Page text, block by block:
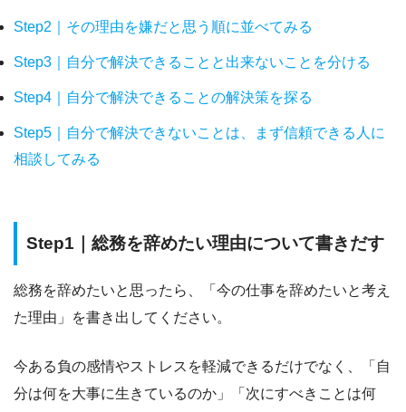
Step2｜その理由を嫌だと思う順に並べてみる
Step3｜自分で解決できることと出来ないことを分ける
Step4｜自分で解決できることの解決策を探る
Step5｜自分で解決できないことは、まず信頼できる人に
相談してみる
Step1｜総務を辞めたい理由について書きだす
総務を辞めたいと思ったら、
「今の仕事を辞めたいと考え
た理由」
を書き出してください。
今ある負の感情やストレスを軽減できるだけでなく、
「自
分は何を大事に生きているのか」「次にすべきことは何